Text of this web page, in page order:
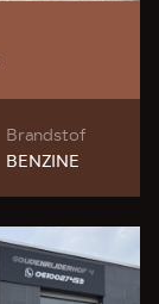
Brandstof
BENZINE